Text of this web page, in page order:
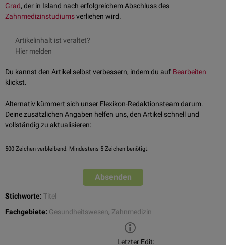
Grad, der in Island nach erfolgreichem Abschluss des
Zahnmedizinstudiumsverliehen wird.
Artikelinhalt ist veraltet?
Hier melden
Du kannst den Artikel selbst verbessern, indem du auf Bearbeiten
klickst.
Alternativ kümmert sich unser Flexikon-Redaktionsteam darum.
Deine zusätzlichen Angaben helfen uns, den Artikel schnell und
vollständig zu aktualisieren:
500 Zeichen verbleibend. Mindestens 5 Zeichen benötigt.
Absenden
Stichworte: Titel
Fachgebiete: Gesundheitswesen, Zahnmedizin
Letzter Edit: